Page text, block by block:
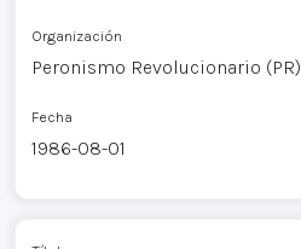
Organización
Peronismo Revolucionario (PR)
Fecha
1986-08-01